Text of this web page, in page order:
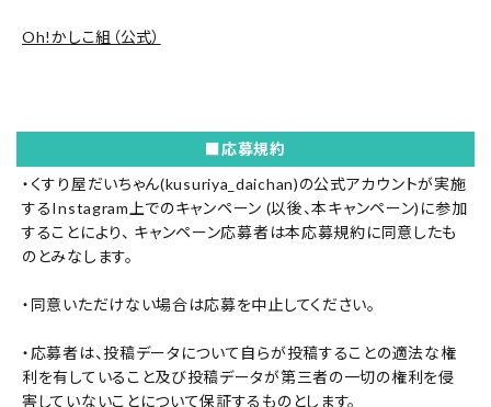
Oh!かしこ組（公式）
■応募規約
・ くすり屋だいちゃん(kusuriya_daichan)の公式アカウントが実施
するInstagram上でのキャンペーン (以後、本キャンペーン)に参加
することにより、 キャンペーン応募者は本応募規約に同意したも
のとみなします。
・同意いただけない場合は応募を中止してください。
・応募者は、投稿データについて自らが投稿することの適法な権
利を有していること及び投稿データが第三者の一切の権利を侵
害していないことについて保証するものとします。